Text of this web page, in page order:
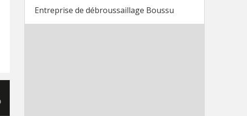
Entreprise de débroussaillage Boussu